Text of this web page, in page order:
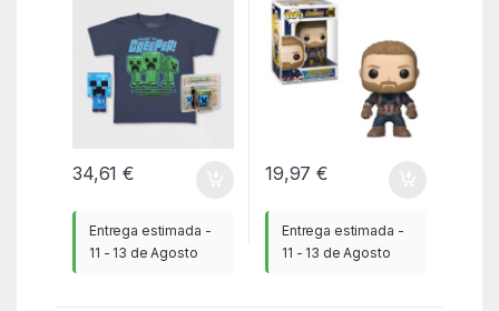
34,61€
Entrega estimada -
11 - 13 de Agosto
19,97€
Entrega estimada -
11 - 13 de Agosto